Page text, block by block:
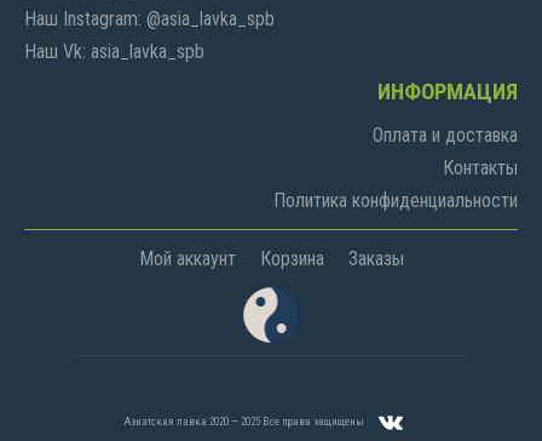
Наш Instagram: @asia_lavka_spb
Наш Vk: asia_lavka_spb
ИНФОРМАЦИЯ
Оплата и доставка
Контакты
Политика конфиденциальности
Мой аккаунт Корзина Заказы
Азиатская лавка 2020 — 2025 Все права защищены